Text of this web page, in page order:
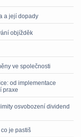
a její dopady
objížděk
ve společnosti
od implementace
praxe
osvobození dividend
je pastiš